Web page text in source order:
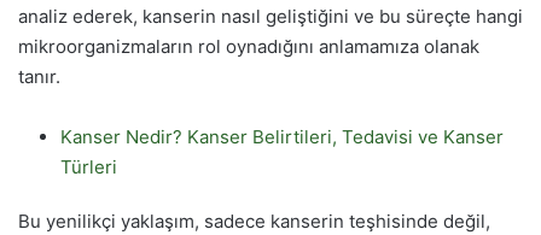
analiz ederek, kanserin nasıl geliştiğini ve bu süreçte hangi
mikroorganizmaların rol oynadığını anlamamıza olanak
tanır.
Kanser Nedir? Kanser Belirtileri, Tedavisi ve Kanser
Türleri
Bu yenilikçi yaklaşım, sadece kanserin teşhisinde değil,